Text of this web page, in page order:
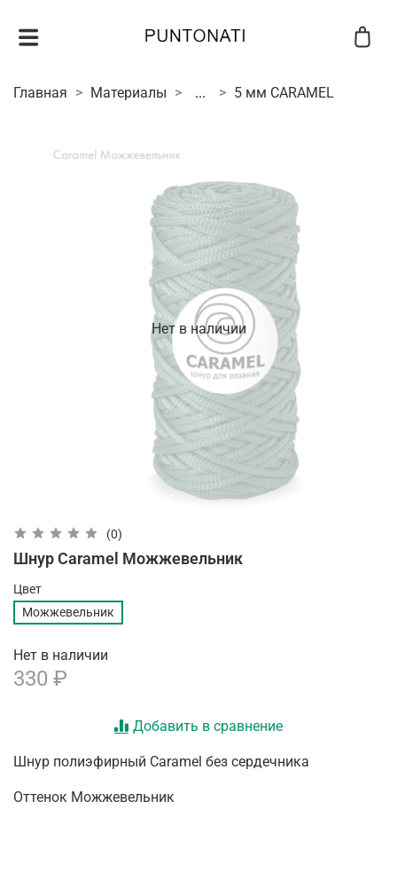
Главная Материалы ... 5 мм CARAMEL
Нет в наличии
(0)
Шнур Caramel Можжевельник
Цвет
Можжевельник
Нет в наличии
330 ₽
Добавить в сравнение
Шнур полиэфирный Caramel без сердечника
Оттенок Можжевельник